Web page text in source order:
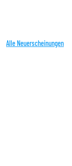
Alle Neuerscheinungen